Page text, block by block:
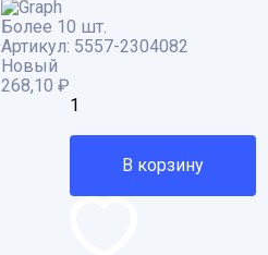
Более 10 шт.
Артикул: 5557-2304082
Новый
268,10 ₽
В корзину